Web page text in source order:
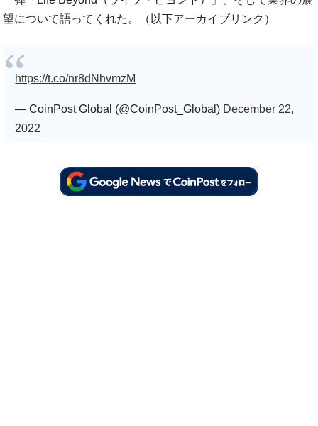
望について語ってくれた。（以下アーカイブリンク）
https://t.co/nr8dNhvmzM
— CoinPost Global (@CoinPost_Global) December 22,
2022